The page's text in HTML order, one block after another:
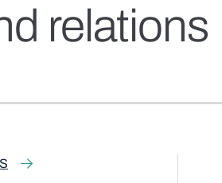
relations